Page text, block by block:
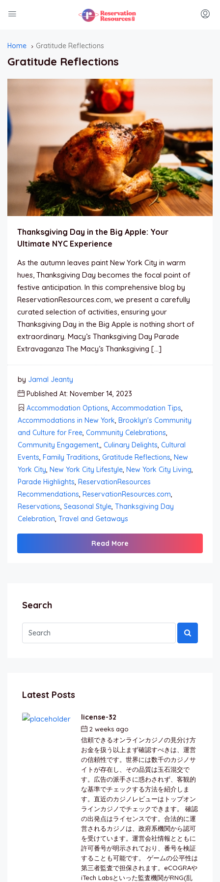
Home Gratitude Reflections
Gratitude Reflections
Thanksgiving Day in the Big Apple: Your
Ultimate NYC Experience
As the autumn leaves paint New York City in warm
hues, Thanksgiving Day becomes the focal point of
festive anticipation. In this comprehensive blog by
ReservationResources.com, we present a carefully
curated selection of activities, ensuring your
Thanksgiving Day in the Big Apple is nothing short of
extraordinary. Macy’s Thanksgiving Day Parade
Extravaganza The Macy’s Thanksgiving […]
by Jamal Jeanty
Published At: November 14, 2023
Accommodation Options, Accommodation Tips,
Accommodations in New York, Brooklyn's Community
and Culture for Free, Community Celebrations,
Community Engagement,, Culinary Delights, Cultural
Events, Family Traditions, Gratitude Reflections, New
York City, New York City Lifestyle, New York City Living,
Parade Highlights, ReservationResources
Recommendations, ReservationResources.com,
Reservations, Seasonal Style, Thanksgiving Day
Celebration, Travel and Getaways
Read More
Search
Latest Posts
license-32
2 weeks ago
信頼できるオンラインカジノの見分け方
お金を扱う以上まず確認すべきは、運営
の信頼性です。世界には数千のカジノサ
イトが存在し、その品質は玉石混交で
す。広告の派手さに惑わされず、客観的
な基準でチェックする方法を紹介しま
す。直近のカジノレビューはトップオン
ラインカジノでチェックできます。 確認
の出発点はライセンスです。合法的に運
営されるカジノは、政府系機関から認可
を受けています。運営会社情報とともに
許可番号が明示されており、番号を検証
することも可能です。 ゲームの公平性は
第三者監査で担保されます。eCOGRAや
iTech Labsといった監査機関がRNG(乱